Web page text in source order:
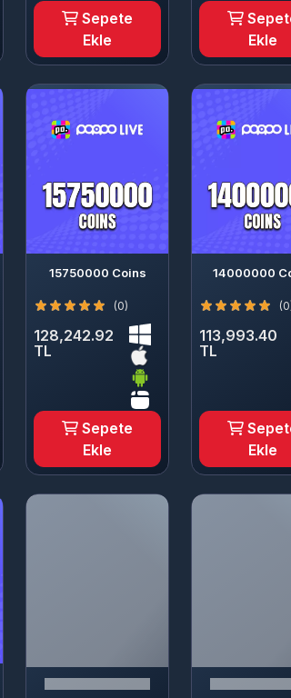
Sepete
Ekle
Ekle
15750000 Coins
(0)
128,242.92
TL
Sepete
Ekle
14000000
113,993.40
TL
Ekle